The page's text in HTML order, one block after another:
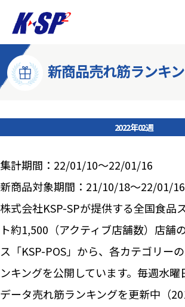
新商品売れ筋ランキ
2022年02週
集計期間：22/01/10～22/01/16
新商品対象期間：21/10/18～22/01/16
株式会社KSP-SPが提供する全国食品
ト約1,500（アクティブ店舗数）店舗
ス「KSP-POS」から、各カテゴリー
ンキングを公開しています。毎週水曜
データ売れ筋ランキングを更新中（